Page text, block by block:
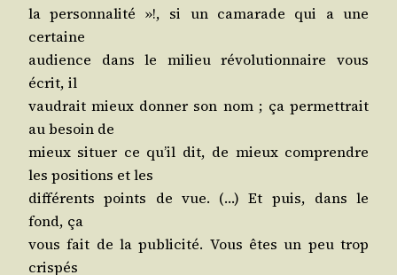
la per­son­na­li­té »!, si un cama­rade qui a une
certaine
audience dans le milieu révo­lu­tion­naire vous
écrit, il
vau­drait mieux don­ner son nom ; ça per­met­trait
au besoin de
mieux situer ce qu’il dit, de mieux com­prendre
les posi­tions et les
dif­fé­rents points de vue. (…) Et puis, dans le
fond, ça
vous fait de la publi­ci­té. Vous êtes un peu trop
crispés